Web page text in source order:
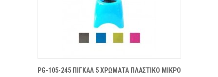
PG-105-245 ΠΙΓΚΑΛ 5 ΧΡΩΜΑΤΑ ΠΛΑΣΤΙΚΟ ΜΙΚΡΟ